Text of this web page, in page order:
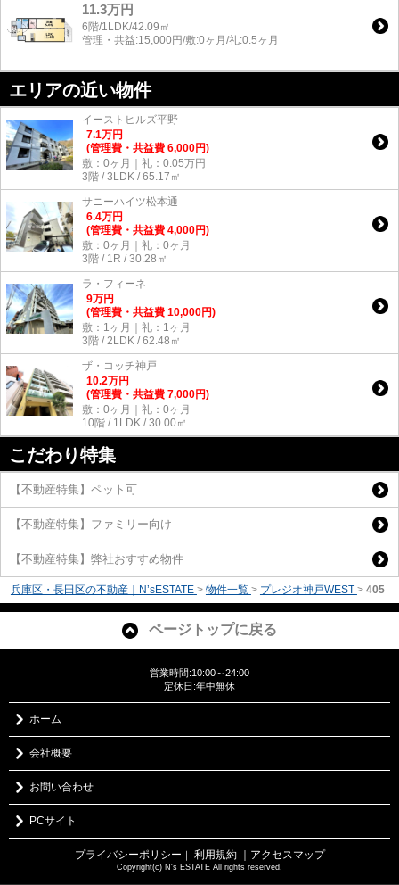
11.3万円
6階/1LDK/42.09㎡
管理・共益:15,000円/敷:0ヶ月/礼:0.5ヶ月
エリアの近い物件
イーストヒルズ平野
7.1万円
(管理費・共益費 6,000円)
敷：0ヶ月｜礼：0.05万円
3階 / 3LDK / 65.17㎡
サニーハイツ松本通
6.4万円
(管理費・共益費 4,000円)
敷：0ヶ月｜礼：0ヶ月
3階 / 1R / 30.28㎡
ラ・フィーネ
9万円
(管理費・共益費 10,000円)
敷：1ヶ月｜礼：1ヶ月
3階 / 2LDK / 62.48㎡
ザ・コッチ神戸
10.2万円
(管理費・共益費 7,000円)
敷：0ヶ月｜礼：0ヶ月
10階 / 1LDK / 30.00㎡
こだわり特集
【不動産特集】ペット可
【不動産特集】ファミリー向け
【不動産特集】弊社おすすめ物件
兵庫区・長田区の不動産｜N’sESTATE > 物件一覧 > プレジオ神戸WEST > 405
ページトップに戻る
営業時間:10:00～24:00
定休日:年中無休
ホーム
会社概要
お問い合わせ
PCサイト
プライバシーポリシー ｜ 利用規約 ｜アクセスマップ
Copyright(c) N's ESTATE All rights reserved.